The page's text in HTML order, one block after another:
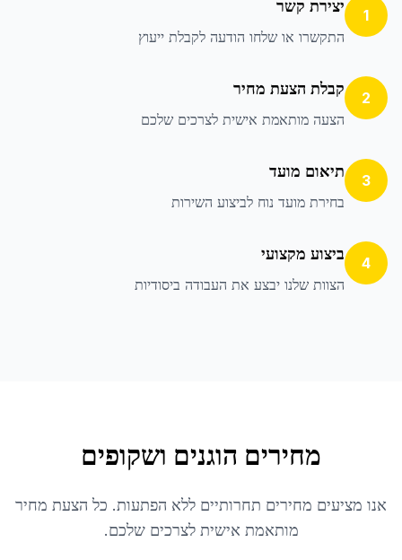
1 יצירת קשר
התקשרו או שלחו הודעה לקבלת ייעוץ
2 קבלת הצעת מחיר
הצעה מותאמת אישית לצרכים שלכם
3 תיאום מועד
בחירת מועד נוח לביצוע השירות
4 ביצוע מקצועי
הצוות שלנו יבצע את העבודה ביסודיות
מחירים הוגנים ושקופים
אנו מציעים מחירים תחרותיים ללא הפתעות. כל הצעת מחיר
מותאמת אישית לצרכים שלכם.